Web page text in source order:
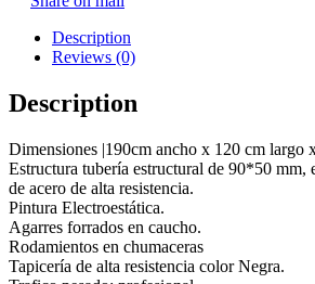
Description
Reviews (0)
Description
Dimensiones |190cm ancho x 120 cm largo
Estructura tubería estructural de 90*50 mm,
de acero de alta resistencia.
Pintura Electroestática.
Agarres forrados en caucho.
Rodamientos en chumaceras
Tapicería de alta resistencia color Negra.